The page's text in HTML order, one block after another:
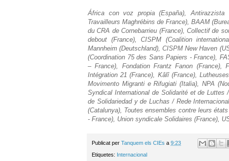
África con voz propia (España), Antirazzista
Travailleurs Maghrébins de France), BAAM
du CRA de Cornebarrieu (France), Collectif de
debout (France), CISPM (Coalition
Mannheim (Deutschland), CISPM New Haven
(Coordination 75 des Sans Papiers - France),
– France), Fondation Frantz Fanon (France),
Intégration 21 (France), Kâlî (France),
Movimento Migranti e Rifugiati (Italia), NPA
Syndical International de Solidarité et de Luttes
de Solidariedad y de Luchas / Rede
(Catalunya), Toutes ensembles contre leurs
- France), Union syndicale Solidaires (France),
Publicat per Tanquem els CIEs a 9:23
Etiquetes: Internacional